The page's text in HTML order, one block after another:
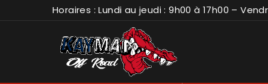
Horaires : Lundi au jeudi : 9h00 à 17h00 –